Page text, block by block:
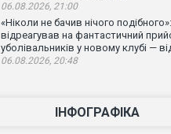
06.08.2026, 21:00
«Ніколи не бачив нічого
відреагував на фантастичний
уболівальників у новому клубі —
06.08.2026, 20:48
ІНФОГРАФІКА